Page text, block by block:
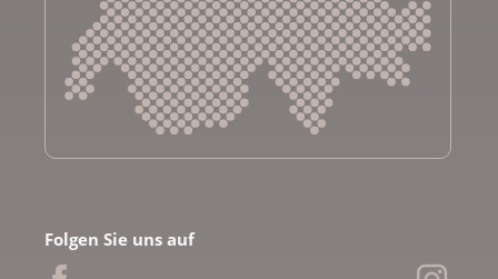
Krebsliga Bern
Krebsliga Freiburg
Folgen Sie uns auf